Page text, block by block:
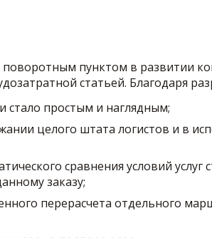
пунктом в развитии
статьей. Благодаря
стало простым и наглядным;
целого штата логистов и в
сравнения условий
заказу;
перерасчета отдельного